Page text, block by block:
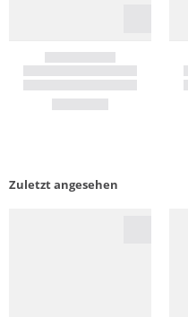
Zuletzt angesehen